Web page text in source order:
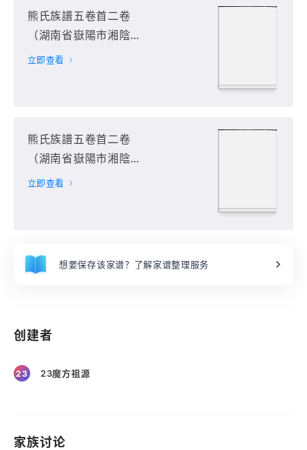
熊氏族譜五卷首二卷
（湖南省嶽陽市湘陰
縣）第9册
立即查看
熊氏族譜五卷首二卷
（湖南省嶽陽市湘陰
縣）第10册
立即查看
想要保存该家谱？了解家谱整理服务
创建者
23 23魔方祖源
家族讨论